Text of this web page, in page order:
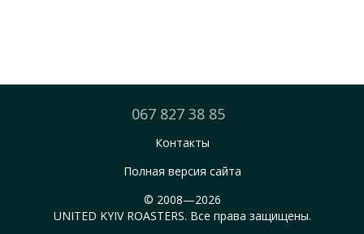
067 827 38 85
Контакты
Полная версия сайта
© 2008—2026
UNITED KYIV ROASTERS. Все права защищены.